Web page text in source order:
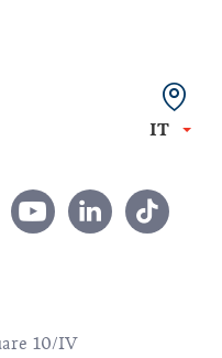
IT
10/IV